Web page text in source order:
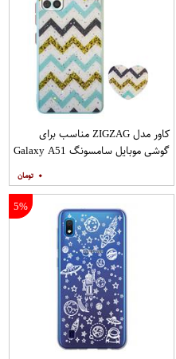
کاور مدل ZIGZAG مناسب برای
گوشی موبایل سامسونگ Galaxy A51
۰
5%